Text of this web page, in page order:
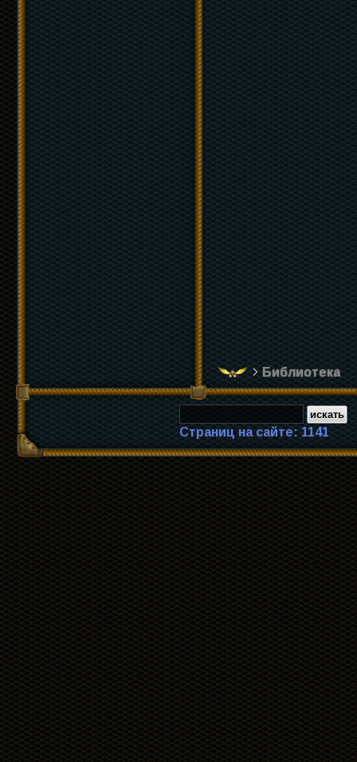
Библиотека
Страниц на сайте: 1141